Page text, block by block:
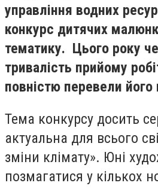
управління водних
конкурс дитячих
тематику. Цього року
тривалість прийому
повністю перевели його
Тема конкурсу досить
актуальна для всього
зміни клімату». Юні
позмагатися у кількох